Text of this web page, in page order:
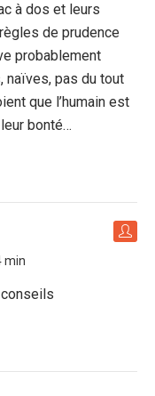
à dos et leurs
de prudence
probablement
naïves, pas du tout
que l’humain est
bonté…
min